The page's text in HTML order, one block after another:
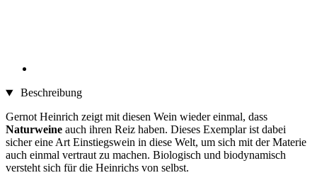
Beschreibung
Gernot Heinrich zeigt mit diesen Wein wieder einmal, dass
Naturweine auch ihren Reiz haben. Dieses Exemplar ist dabei
sicher eine Art Einstiegswein in diese Welt, um sich mit der Materie
auch einmal vertraut zu machen. Biologisch und biodynamisch
versteht sich für die Heinrichs von selbst.